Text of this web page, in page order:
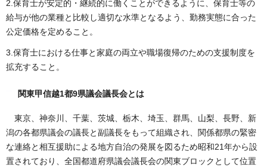
2.保育士が安定的・継続的に働くことができるように、保育士等の
給与が他の業種と比較し適切な水準となるよう、勤務実態に合った
公定価格を定めること。
3.保育士における仕事と家庭の両立や職場復帰のための支援制度を
拡充すること。
関東甲信越1都9県議会議長会とは
東京、神奈川、千葉、茨城、栃木、埼玉、群馬、山梨、長野、新
潟の各都県議会の議長と副議長をもって組織され、関係都県の緊密
な連絡と相互援助による地方自治の発展を図るため昭和21年から設
置されており、全国都道府県議会議長会の関東ブロックとして位置